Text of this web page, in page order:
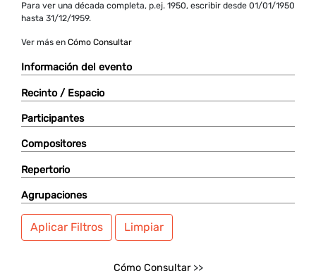
Para ver una década completa, p.ej. 1950, escribir desde 01/01/1950
hasta 31/12/1959.
Ver más en Cómo Consultar
Información del evento
Recinto / Espacio
Participantes
Compositores
Repertorio
Agrupaciones
Aplicar Filtros Limpiar
Cómo Consultar>>